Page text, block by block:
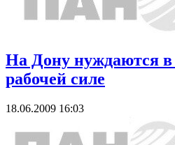
На Дону нуждаются в
рабочей силе
18.06.2009 16:03